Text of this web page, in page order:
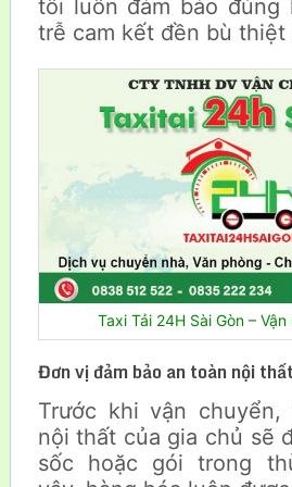
tôi luôn đảm bảo đúng
trễ cam kết đền bù thiệt
Taxi Tải 24H Sài Gòn –
Đơn vị đảm bảo an toàn nội
Trước khi vận chuyển,
nội thất của gia chủ sẽ
sốc hoặc gói trong